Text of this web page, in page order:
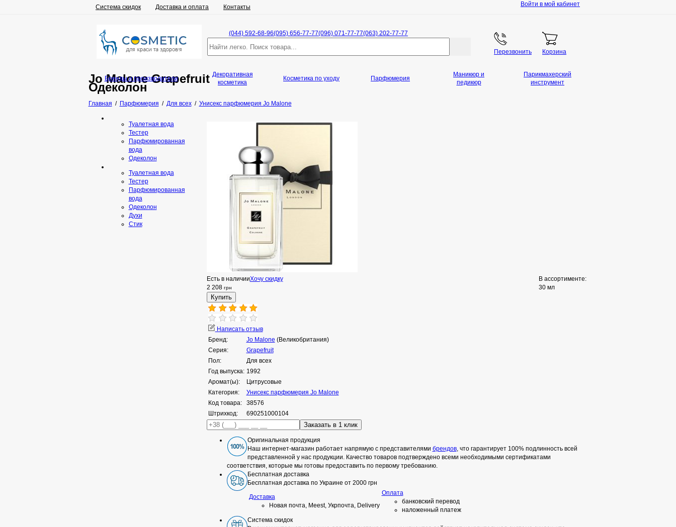
Система скидок Доставка и оплата Контакты Войти в мой кабинет
(044) 592-68-96(095) 656-77-77(096) 071-77-77(063) 202-77-77
Перезвонить Корзина
Jo Malone Grapefruit
Одеколон
Главная / Парфюмерия / Для всех/ Унисекс парфюмерия Jo Malone
Хочу скидку
В ассортименте:
30 мл
Есть в наличии
2 208 грн
Написать отзыв
Бренд:
Jo Malone (Великобритания)
Серия:
Grapefruit
Пол:
Для всех
Год выпуска: 1992
Аромат(ы):
Цитрусовые
Категория:
Унисекс парфюмерия Jo Malone
Код товара:
38576
Штрихкод:
690251000104
Оригинальная продукция
Наш интернет-магазин работает напрямую с представителями брендов, что гарантирует 100% подлинность всей
представленной у нас продукции. Качество товаров подтверждено всеми необходимыми сертификатами
соответствия, которые мы готовы предоставить по первому требованию.
Бесплатная доставка
Бесплатная доставка по Украине от 2000 грн
Доставка
Новая почта, Meest, Укрпочта, Delivery
Оплата
банковский перевод
наложенный платеж
Система скидок
Бренды и производители
Декоративная
косметика
Косметика по уходу Парфюмерия
Маникюр и
педикюр
Парикмахерский
инструмент
Туалетная вода
Тестер
Парфюмированная
вода
Одеколон
Туалетная вода
Тестер
Парфюмированная
вода
Одеколон
Духи
Стик